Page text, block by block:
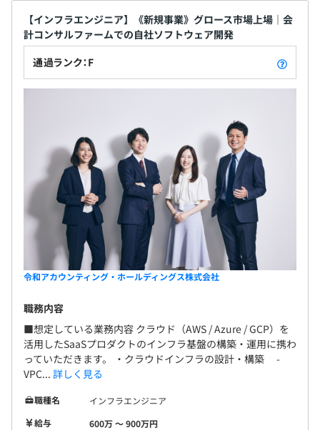
【インフラエンジニア】《新規事業》グロース市場上場｜会
計コンサルファームでの自社ソフトウェア開発
通過ランク：F
令和アカウンティング・ホールディングス株式会社
職務内容
■想定している業務内容 クラウド（AWS / Azure / GCP）を
活用したSaaSプロダクトのインフラ基盤の構築・運用に携わ
っていただきます。 ・クラウドインフラの設計・構築 -
VPC... 詳しく見る
職種名
インフラエンジニア
給与
600万 〜 900万円